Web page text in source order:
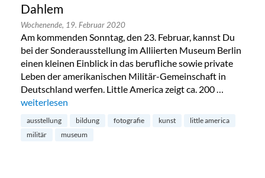
Dahlem
Wochenende, 19. Februar 2020
Am kommenden Sonntag, den 23. Februar, kannst Du
bei der Sonderausstellung im Alliierten Museum Berlin
einen kleinen Einblick in das berufliche sowie private
Leben der amerikanischen Militär-Gemeinschaft in
Deutschland werfen. Little America zeigt ca. 200 …
„Little America im Alliierten Museum in Dahlem“
weiterlesen
ausstellung bildung fotografie kunst
little america
militär
museum